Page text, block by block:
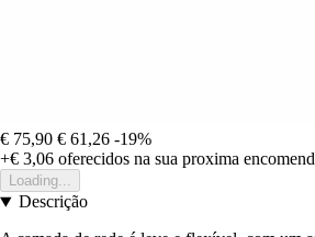
€ 75,90 € 61,26 -19%
+€ 3,06 oferecidos na sua proxima
Loading...
Descrição